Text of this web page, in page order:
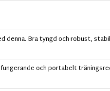
denna. Bra tyngd och robust,
och portabelt